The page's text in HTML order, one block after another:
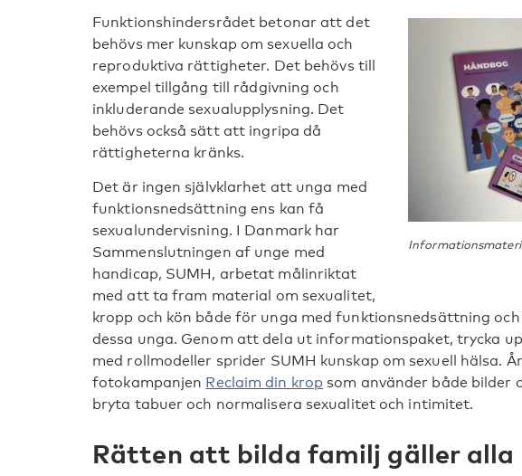
Funktionshindersrådet betonar att det
behövs mer kunskap om sexuella och
reproduktiva rättigheter. Det behövs till
exempel tillgång till rådgivning och
inkluderande sexualupplysning. Det
behövs också sätt att ingripa då
rättigheterna kränks.
Det är ingen självklarhet att unga med
funktionsnedsättning ens kan få
sexualundervisning. I Danmark har
Sammenslutningen af unge med
handicap, SUMH, arbetat målinriktat
med att ta fram material om sexualitet,
kropp och kön både för unga med funktionsnedsättning
dessa unga. Genom att dela ut informationspaket, trycka
med rollmodeller sprider SUMH kunskap om sexuell hälsa.
fotokampanjen Reclaim din krop som använder både
bryta tabuer och normalisera sexualitet och intimitet.
Rätten att bilda familj gäller alla